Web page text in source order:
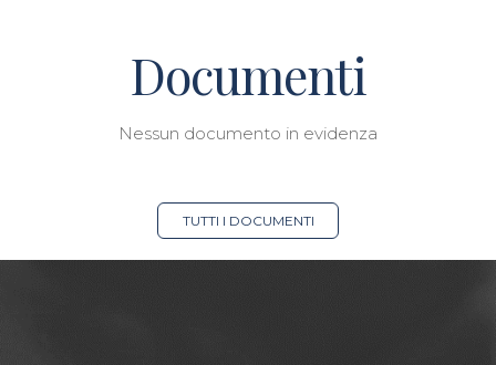
Documenti
Nessun documento in evidenza
TUTTI I DOCUMENTI